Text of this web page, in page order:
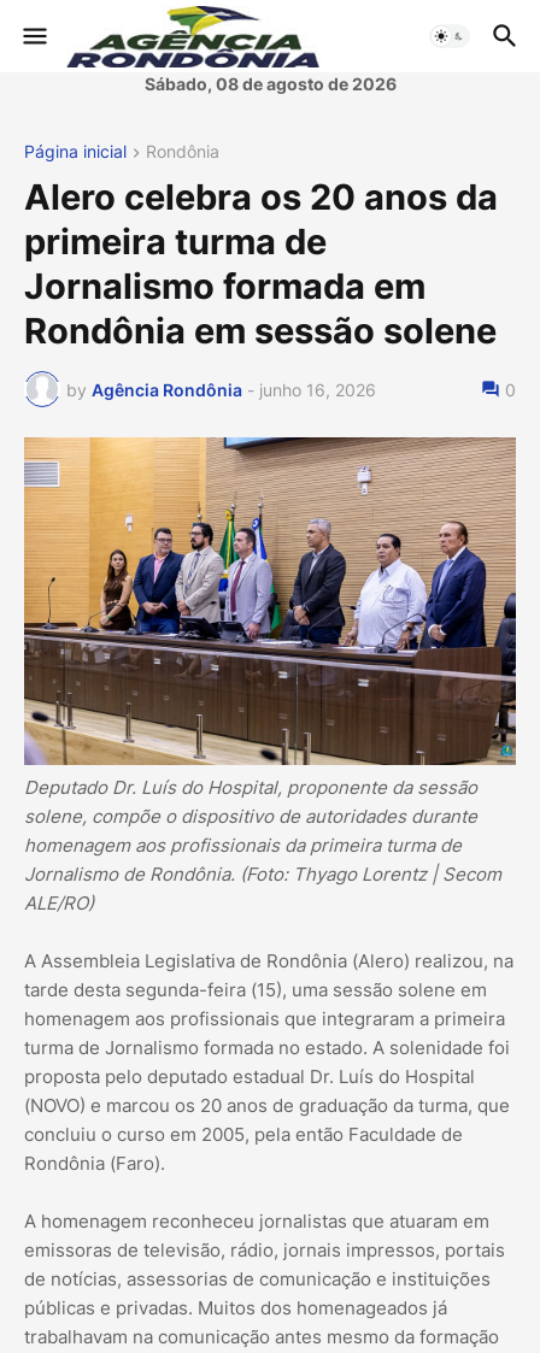
Sábado, 08 de agosto de 2026
Página inicial Rondônia
Alero celebra os 20 anos da
primeira turma de
Jornalismo formada em
Rondônia em sessão solene
by Agência Rondônia - junho 16, 2026 0
Deputado Dr. Luís do Hospital, proponente da sessão
solene, compõe o dispositivo de autoridades durante
homenagem aos profissionais da primeira turma de
Jornalismo de Rondônia. (Foto: Thyago Lorentz | Secom
ALE/RO)
A Assembleia Legislativa de Rondônia (Alero) realizou, na
tarde desta segunda-feira (15), uma sessão solene em
homenagem aos profissionais que integraram a primeira
turma de Jornalismo formada no estado. A solenidade foi
proposta pelo deputado estadual Dr. Luís do Hospital
(NOVO) e marcou os 20 anos de graduação da turma, que
concluiu o curso em 2005, pela então Faculdade de
Rondônia (Faro).
A homenagem reconheceu jornalistas que atuaram em
emissoras de televisão, rádio, jornais impressos, portais
de notícias, assessorias de comunicação e instituições
públicas e privadas. Muitos dos homenageados já
trabalhavam na comunicação antes mesmo da formação